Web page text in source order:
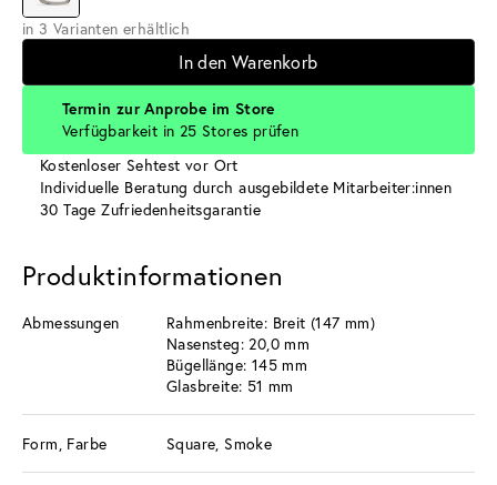
in 3 Varianten erhältlich
In den Warenkorb
Termin zur Anprobe im Store
Verfügbarkeit in 25 Stores prüfen
Kostenloser Sehtest vor Ort
Individuelle Beratung durch ausgebildete Mitarbeiter:innen
30 Tage Zufriedenheitsgarantie
Produktinformationen
Abmessungen
Rahmenbreite: Breit (147 mm)
Nasensteg: 20,0 mm
Bügellänge: 145 mm
Glasbreite: 51 mm
Form, Farbe Square, Smoke